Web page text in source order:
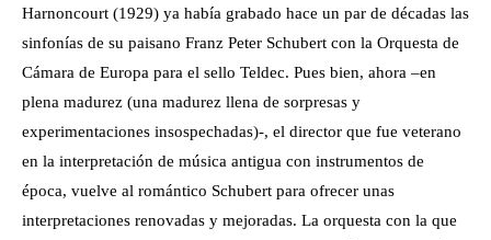
Harnoncourt (1929) ya había grabado hace un par de décadas las
sinfonías de su paisano Franz Peter Schubert con la Orquesta de
Cámara de Europa para el sello Teldec. Pues bien, ahora –en
plena madurez (una madurez llena de sorpresas y
experimentaciones insospechadas)-, el director que fue veterano
en la interpretación de música antigua con instrumentos de
época, vuelve al romántico Schubert para ofrecer unas
interpretaciones renovadas y mejoradas. La orquesta con la que